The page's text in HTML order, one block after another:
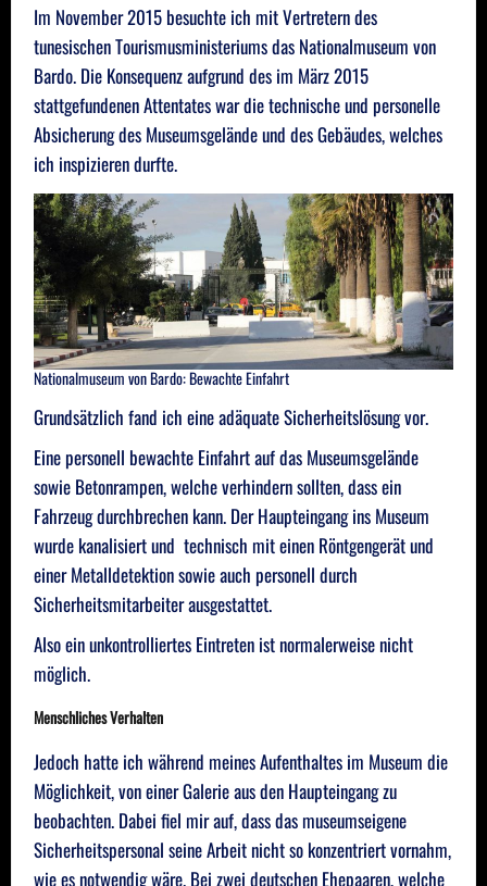
Im November 2015 besuchte ich mit Vertretern des
tunesischen Tourismusministeriums das Nationalmuseum von
Bardo. Die Konsequenz aufgrund des im März 2015
stattgefundenen Attentates war die technische und personelle
Absicherung des Museumsgelände und des Gebäudes, welches
ich inspizieren durfte.
Nationalmuseum von Bardo: Bewachte Einfahrt
Grundsätzlich fand ich eine adäquate Sicherheitslösung vor.
Eine personell bewachte Einfahrt auf das Museumsgelände
sowie Betonrampen, welche verhindern sollten, dass ein
Fahrzeug durchbrechen kann. Der Haupteingang ins Museum
wurde kanalisiert und technisch mit einen Röntgengerät und
einer Metalldetektion sowie auch personell durch
Sicherheitsmitarbeiter ausgestattet.
Also ein unkontrolliertes Eintreten ist normalerweise nicht
möglich.
Menschliches Verhalten
Jedoch hatte ich während meines Aufenthaltes im Museum die
Möglichkeit, von einer Galerie aus den Haupteingang zu
beobachten. Dabei fiel mir auf, dass das museumseigene
Sicherheitspersonal seine Arbeit nicht so konzentriert vornahm,
wie es notwendig wäre. Bei zwei deutschen Ehepaaren, welche